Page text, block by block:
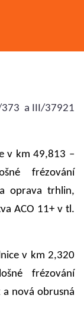
373 a III/37921
v km 49,813 –
frézování
oprava trhlin,
ACO 11+ v tl.
v km 2,320
frézování
nová obrusná